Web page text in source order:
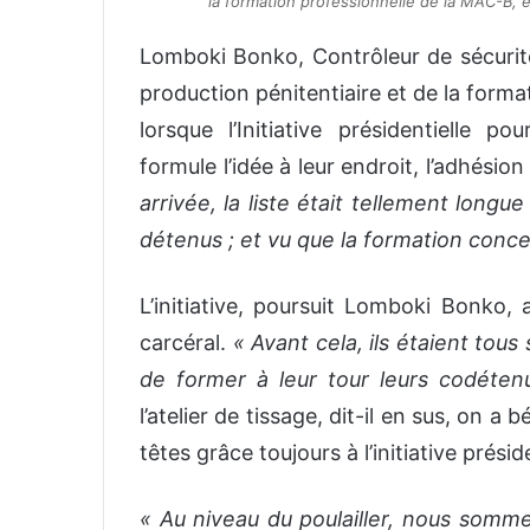
Lomboki Bonko, Contrôleur de
production pénitentiaire et de la
lorsque l’Initiative présidentielle
formule l’idée à leur endroit,
arrivée, la liste était tellement longue
détenus ; et vu que la formation
L’initiative, poursuit Lomboki
carcéral. « Avant cela, ils étaient
de former à leur tour leurs
l’atelier de tissage, dit-il en sus, on a
têtes grâce toujours à l’initiative
« Au niveau du poulailler, nous